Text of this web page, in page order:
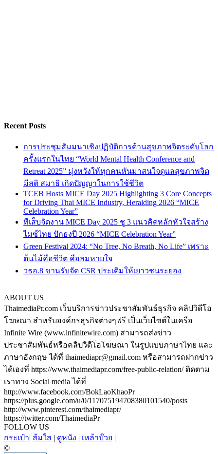
Recent Posts
การประชุมสัมมนาเชิงปฏิบัติการด้านสุขภาพจิตระดับโลก
ครั้งแรกในไทย “World Mental Health Conference and
Retreat 2025” มุ่งหวังให้ทุกคนหันมาสนใจดูแลสุขภาพจิต
มีสติ สมาธิ เกิดปัญญาในการใช้ชีวิต
TCEB Hosts MICE Day 2025 Highlighting 3 Core Concepts
for Driving Thai MICE Industry, Heralding 2026 “MICE
Celebration Year”
ทีเส็บจัดงาน MICE Day 2025 ชู 3 แนวคิดหลักหัวใจสร้าง
ไมซ์ไทย ปักธงปี 2026 “MICE Celebration Year”
Green Festival 2024: “No Tree, No Breath, No Life” เพราะ
ต้นไม้คือชีวิต คือลมหายใจ
วธอ.8 ขานรับจัด CSR ประเดิมให้เยาวชนระยอง
ABOUT US
ThaimediaPr.com เว็บบริการข่าวประชาสัมพันธ์ธุรกิจ คลิปวิดีโอ
โฆษณา สำหรับองค์กรธุรกิจต่างๆฟรี เป็นเว็บไซต์ในเครือ
Infinite Wire (www.infinitewire.com) สามารถส่งข่าว
ประชาสัมพันธ์หรือคลิปวิดีโอโฆษณา ในรูปแบบภาษาไทย และ
ภาษาอังกฤษ ได้ที่ thaimediapr@gmail.com หรือสามารถฝากข่าว
ได้เองที่ https://www.thaimediapr.com/free-public-relation/ ติดตาม
เราทาง Social media ได้ที่
http://www.facebook.com/BokLaoKhaoPr
https://plus.google.com/u/0/117075194708380101540/posts
http://www.pinterest.com/thaimediapr/
https://twitter.com/ThaimediaPr
FOLLOW US
กระเป๋า ส้มใส ดูหนัง เหล้าบ๊วย
©